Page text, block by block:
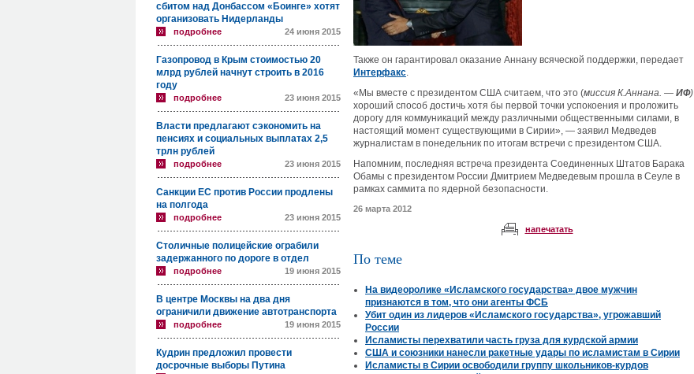
сбитом над Донбассом «Боинге» хотят
организовать Нидерланды
подробнее 24 июня 2015
Газопровод в Крым стоимостью 20
млрд рублей начнут строить в 2016
году
подробнее 23 июня 2015
Власти предлагают сэкономить на
пенсиях и социальных выплатах 2,5
трлн рублей
подробнее 23 июня 2015
Санкции ЕС против России продлены
на полгода
подробнее 23 июня 2015
Столичные полицейские ограбили
задержанного по дороге в отдел
подробнее 19 июня 2015
В центре Москвы на два дня
ограничили движение автотранспорта
подробнее 19 июня 2015
Кудрин предложил провести
досрочные выборы Путина
Также он гарантировал оказание Аннану всяческой поддержки, передает
Интерфакс.
«Мы вместе с президентом США считаем, что это (миссия К.Аннана. — ИФ)
хороший способ достичь хотя бы первой точки успокоения и проложить
дорогу для коммуникаций между различными общественными силами, в
настоящий момент существующими в Сирии», — заявил Медведев
журналистам в понедельник по итогам встречи с президентом США.
Напомним, последняя встреча президента Соединенных Штатов Барака
Обамы с президентом России Дмитрием Медведевым прошла в Сеуле в
рамках саммита по ядерной безопасности.
26 марта 2012
напечатать
По теме
На видеоролике «Исламского государства» двое мужчин
признаются в том, что они агенты ФСБ
Убит один из лидеров «Исламского государства», угрожавший
России
Исламисты перехватили часть груза для курдской армии
США и союзники нанесли ракетные удары по исламистам в Сирии
Исламисты в Сирии освободили группу школьников-курдов